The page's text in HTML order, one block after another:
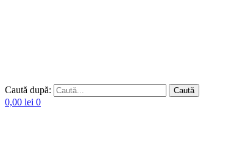
Caută după: Caută
0,00 lei 0